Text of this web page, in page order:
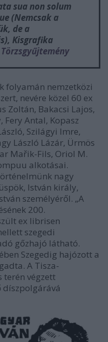
sua non solum
(Nemcsak a
de a
, Kisgrafika
Törzsgyűjtemény
folyamán nemzetközi
nevére közel 60 ex
Zoltán, Bakacsi Lajos,
Fery Antal, Kopasz
Szilágyi Imre,
László Lázár, Ürmös
Mařik-Fils, Oriol M.
alkotásai.
nagy
István király,
személyéről. „A
200.
ex librisen
szegedi
gőzhajó látható.
Szegedig hajózott a
A Tisza-
terén végzett
díszpolgárává